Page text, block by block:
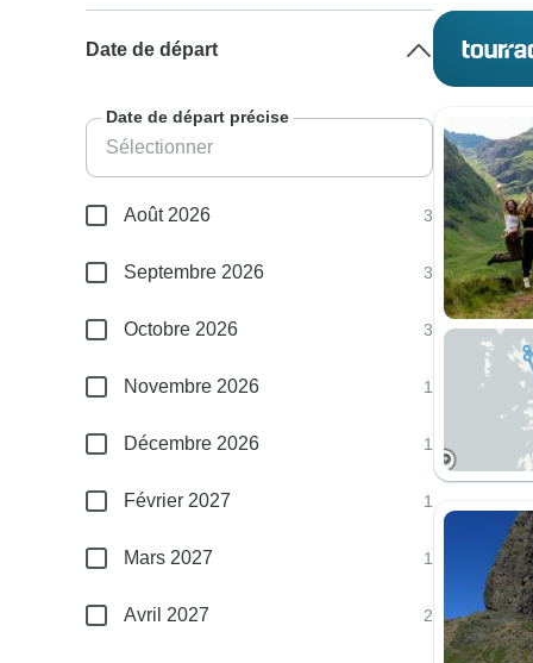
Date de départ
Date de départ précise
Août 2026 3
Septembre 2026 3
Octobre 2026 3
Novembre 2026 1
Décembre 2026 1
Février 2027 1
Mars 2027 1
Avril 2027 2